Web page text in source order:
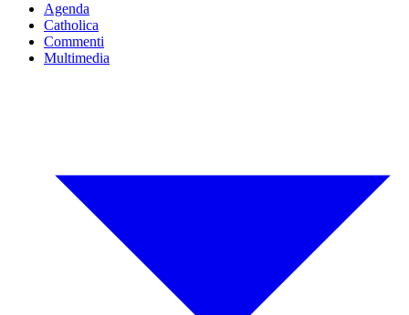
Agenda
Catholica
Commenti
Multimedia